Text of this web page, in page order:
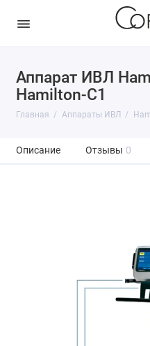
Аппарат ИВЛ
Hamilton-C1
Главная Аппараты ИВЛ
Описание Отзывы 0